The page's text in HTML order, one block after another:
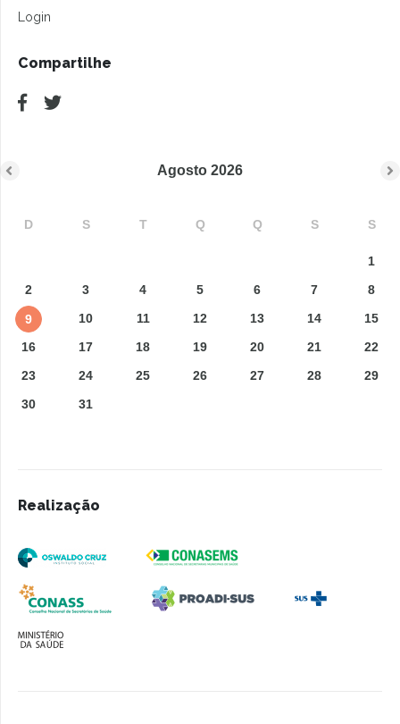
Login
Compartilhe
Agosto 2026
D S T Q Q S S
1
2
3 4 5 6 7 8
9 10 11 12 13 14
15
16
17 18 19 20 21
22
23
24 25 26 27 28
29
30
31
Realização